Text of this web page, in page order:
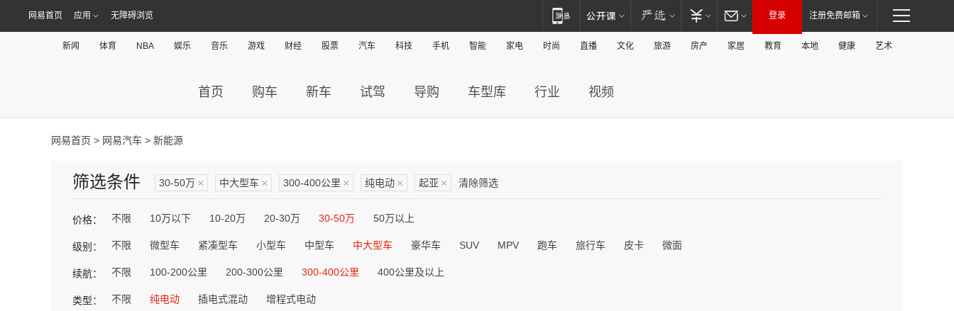
网易首页 应用 无障碍浏览 登录 注册免费邮箱
新闻 体育 NBA 娱乐 音乐 游戏 财经 股票 汽车 科技 手机 智能 家电 时尚 直播 文化 旅游 房产 家居 教育 本地 健康 艺术
首页 购车 新车 试驾 导购 车型库 行业 视频
网易首页 > 网易汽车 > 新能源
筛选条件 30-50万 × 中大型车 × 300-400公里 × 纯电动 × 起亚 × 清除筛选
价格： 不限 10万以下 10-20万 20-30万 30-50万 50万以上
级别： 不限 微型车 紧凑型车 小型车 中型车 中大型车 豪华车 SUV MPV 跑车 旅行车 皮卡 微面
续航： 不限 100-200公里 200-300公里 300-400公里 400公里及以上
类型： 不限 纯电动 插电式混动 增程式电动